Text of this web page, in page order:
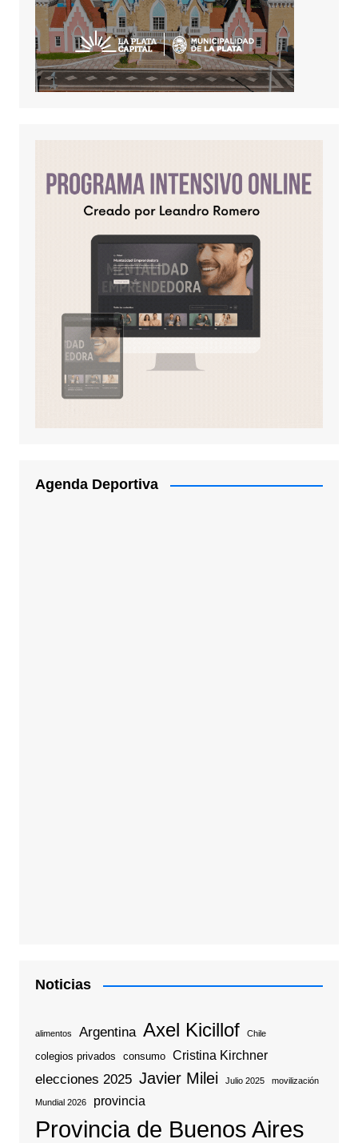
Agenda Deportiva
Noticias
alimentos Argentina Axel Kicillof Chile
colegios privados consumo Cristina Kirchner
elecciones 2025 Javier Milei Julio 2025 movilización
Mundial 2026 provincia
Provincia de Buenos Aires